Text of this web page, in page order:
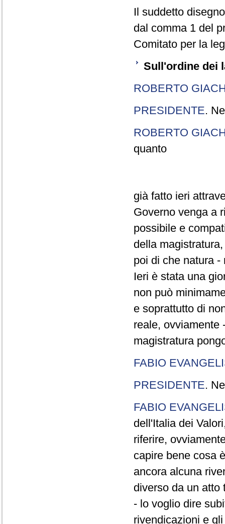
Il suddetto
dal comma 1 del
Comitato per la
Sull'ordine dei
ROBERTO
PRESIDENTE.
ROBERTO
quanto
già fatto ieri
Governo venga a
possibile e
della
poi di che natura
Ieri è stata una
non può
e soprattutto di
reale, ovviamente
magistratura
FABIO
PRESIDENTE.
FABIO
dell'Italia dei
riferire,
capire bene cosa
ancora alcuna
diverso da un atto
- lo voglio dire
rivendicazioni e